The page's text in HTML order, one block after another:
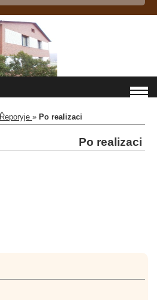
Řeporyje » Po realizaci
Po realizaci